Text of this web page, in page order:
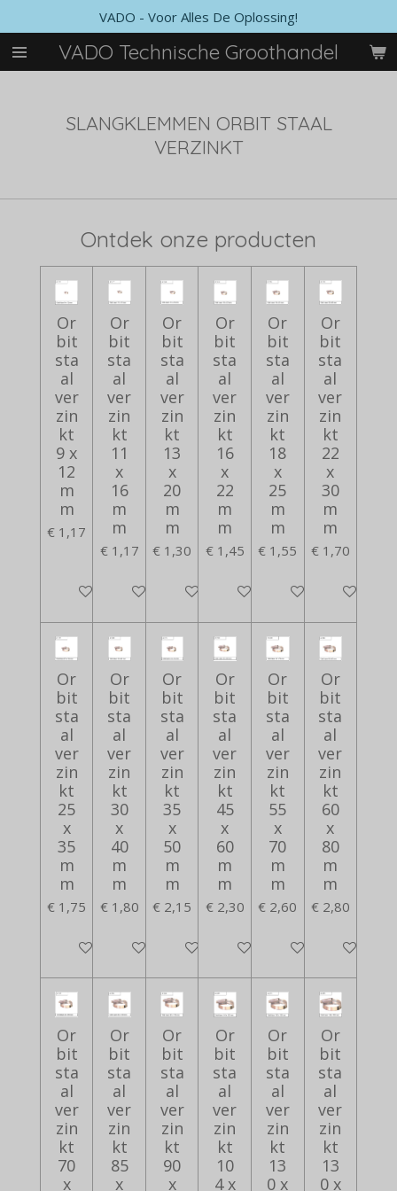
direct
naar
de
VADO Technische Groothandel
VADO - Voor Alles De Oplossing!
SLANGKLEMMEN ORBIT STAAL
VERZINKT
Ontdek onze producten
Or
bit
sta
al
ver
zin
kt
9 x
12
m
m
€ 1,17
In winkelwagen
Or
bit
sta
al
ver
zin
kt
11
x
16
m
m
€ 1,17
In winkelwagen
Or
bit
sta
al
ver
zin
kt
13
x
20
m
m
€ 1,30
In winkelwagen
Or
bit
sta
al
ver
zin
kt
16
x
22
m
m
€ 1,45
In winkelwagen
Or
bit
sta
al
ver
zin
kt
18
x
25
m
m
€ 1,55
In winkelwagen
Or
bit
sta
al
ver
zin
kt
22
x
30
m
m
€ 1,70
In
Or
bit
sta
al
ver
zin
kt
25
x
35
m
m
€ 1,75
In winkelwagen
Or
bit
sta
al
ver
zin
kt
30
x
40
m
m
€ 1,80
In winkelwagen
Or
bit
sta
al
ver
zin
kt
35
x
50
m
m
€ 2,15
In winkelwagen
Or
bit
sta
al
ver
zin
kt
45
x
60
m
m
€ 2,30
In winkelwagen
Or
bit
sta
al
ver
zin
kt
55
x
70
m
m
€ 2,60
In winkelwagen
Or
bit
sta
al
ver
zin
kt
60
x
80
m
m
€ 2,80
In
Or
bit
sta
al
ver
zin
kt
70
x
Or
bit
sta
al
ver
zin
kt
85
x
Or
bit
sta
al
ver
zin
kt
90
x
Or
bit
sta
al
ver
zin
kt
10
4 x
Or
bit
sta
al
ver
zin
kt
13
0 x
Or
bit
sta
al
ver
zin
kt
13
0 x